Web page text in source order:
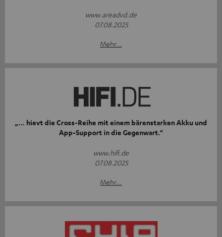
www.areadvd.de
07.08.2025
Mehr...
„… hievt die Cross-Reihe mit einem bärenstarken Akku und
App-Support in die Gegenwart.“
www.hifi.de
07.08.2025
Mehr...